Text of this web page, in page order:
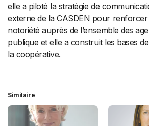
elle a piloté la stratégie de
externe de la CASDEN pour renforcer
notoriété auprès de l’ensemble des
publique et elle a construit les bases
la coopérative.
Similaire